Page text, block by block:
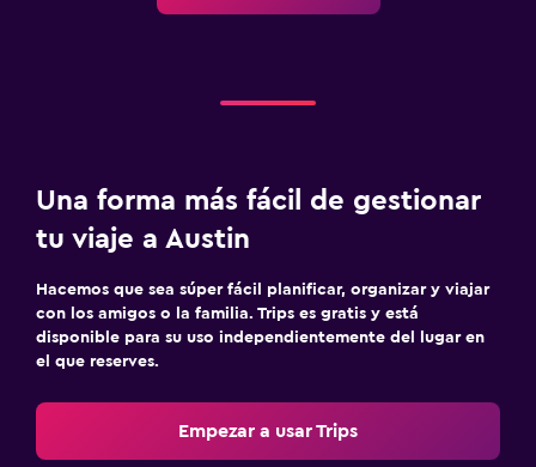
Una forma más fácil de gestionar
tu viaje a Austin
Hacemos que sea súper fácil planificar, organizar y viajar
con los amigos o la familia. Trips es gratis y está
disponible para su uso independientemente del lugar en
el que reserves.
Empezar a usar Trips